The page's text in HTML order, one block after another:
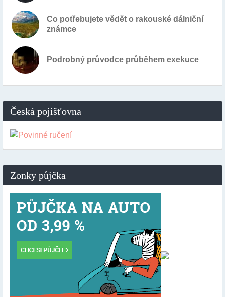
Co potřebujete vědět o rakouské dálniční
známce
Podrobný průvodce průběhem exekuce
Česká pojišťovna
Zonky půjčka